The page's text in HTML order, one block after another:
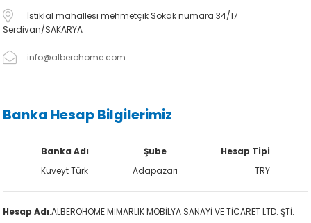
İstiklal mahallesi mehmetçik Sokak numara 34/17
Serdivan/SAKARYA
info@alberohome.com
Banka Hesap Bilgilerimiz
Banka Adı
Kuveyt Türk
Şube
Adapazarı
Hesap Tipi
TRY
Hesap Adı:ALBEROHOME MİMARLIK MOBİLYA SANAYİ VE TİCARET LTD. ŞTİ.